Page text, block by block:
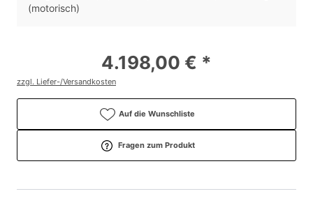
(motorisch)
4.198,00 € *
zzgl. Liefer-/Versandkosten
Auf die Wunschliste
Fragen zum Produkt